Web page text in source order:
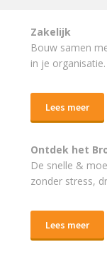
Zakelijk
Bouw samen
in je organisatie.
Lees meer
Ontdek het
De snelle &
zonder stress,
Lees meer